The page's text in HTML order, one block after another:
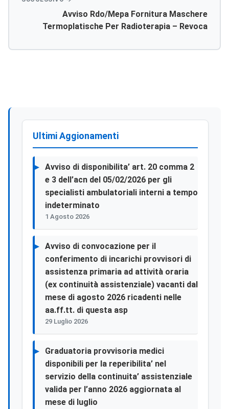
Settore Commerciale Ea34, Certificato Da
Organismi Accreditati Ai Sensi Del
Regolamento Ce N. 765/2008, Per L’affidamento
Avviso Rdo/mepa Fornitura Maschere
Termoplatische Per Radioterapia – Revoca
Ultimi Aggionamenti
Avviso di disponibilita’ art. 20 comma 2
e 3 dell’acn del 05/02/2026 per gli
specialisti ambulatoriali interni a tempo
indeterminato
1 Agosto 2026
Avviso di convocazione per il
conferimento di incarichi provvisori di
assistenza primaria ad attività oraria
(ex continuità assistenziale) vacanti dal
mese di agosto 2026 ricadenti nelle
aa.ff.tt. di questa asp
29 Luglio 2026
Graduatoria provvisoria medici
disponibili per la reperibilita’ nel
servizio della continuita’ assistenziale
valida per l’anno 2026 aggiornata al
mese di luglio